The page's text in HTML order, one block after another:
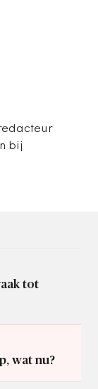
bij
tot
wat nu?